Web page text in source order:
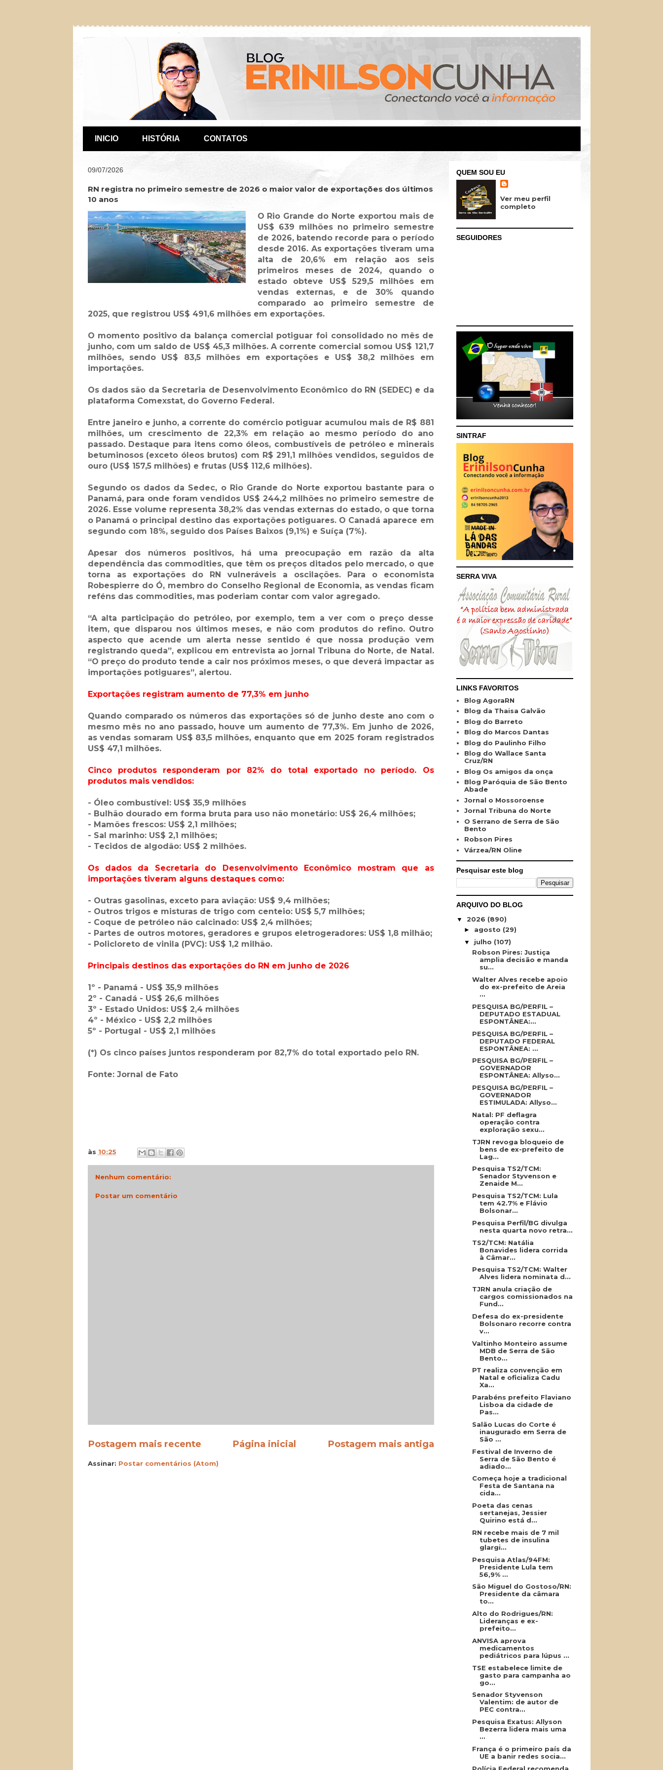
INICIO HISTÓRIA CONTATOS
09/07/2026
RN registra no primeiro semestre de 2026 o maior valor de exportações dos últimos
10 anos
O Rio Grande do Norte exportou mais de
US$ 639 milhões no primeiro semestre
de 2026, batendo recorde para o período
desde 2016. As exportações tiveram uma
alta de 20,6% em relação aos seis
primeiros meses de 2024, quando o
estado obteve US$ 529,5 milhões em
vendas externas, e de 30% quando
comparado ao primeiro semestre de
2025, que registrou US$ 491,6 milhões em exportações.
O momento positivo da balança comercial potiguar foi consolidado no mês de
junho, com um saldo de US$ 45,3 milhões. A corrente comercial somou US$ 121,7
milhões, sendo US$ 83,5 milhões em exportações e US$ 38,2 milhões em
importações.
Os dados são da Secretaria de Desenvolvimento Econômico do RN (SEDEC) e da
plataforma Comexstat, do Governo Federal.
Entre janeiro e junho, a corrente do comércio potiguar acumulou mais de R$ 881
milhões, um crescimento de 22,3% em relação ao mesmo período do ano
passado. Destaque para itens como óleos, combustíveis de petróleo e minerais
betuminosos (exceto óleos brutos) com R$ 291,1 milhões vendidos, seguidos de
ouro (US$ 157,5 milhões) e frutas (US$ 112,6 milhões).
Segundo os dados da Sedec, o Rio Grande do Norte exportou bastante para o
Panamá, para onde foram vendidos US$ 244,2 milhões no primeiro semestre de
2026. Esse volume representa 38,2% das vendas externas do estado, o que torna
o Panamá o principal destino das exportações potiguares. O Canadá aparece em
segundo com 18%, seguido dos Países Baixos (9,1%) e Suíça (7%).
Apesar dos números positivos, há uma preocupação em razão da alta
dependência das commodities, que têm os preços ditados pelo mercado, o que
torna as exportações do RN vulneráveis a oscilações. Para o economista
Robespierre do Ó, membro do Conselho Regional de Economia, as vendas ficam
reféns das commodities, mas poderiam contar com valor agregado.
“A alta participação do petróleo, por exemplo, tem a ver com o preço desse
item, que disparou nos últimos meses, e não com produtos do refino. Outro
aspecto que acende um alerta nesse sentido é que nossa produção vem
registrando queda”, explicou em entrevista ao jornal Tribuna do Norte, de Natal.
“O preço do produto tende a cair nos próximos meses, o que deverá impactar as
importações potiguares”, alertou.
Exportações registram aumento de 77,3% em junho
Quando comparado os números das exportações só de junho deste ano com o
mesmo mês no ano passado, houve um aumento de 77,3%. Em junho de 2026,
as vendas somaram US$ 83,5 milhões, enquanto que em 2025 foram registrados
US$ 47,1 milhões.
Cinco produtos responderam por 82% do total exportado no período. Os
produtos mais vendidos:
- Óleo combustível: US$ 35,9 milhões
- Bulhão dourado em forma bruta para uso não monetário: US$ 26,4 milhões;
- Mamões frescos: US$ 2,1 milhões;
- Sal marinho: US$ 2,1 milhões;
- Tecidos de algodão: US$ 2 milhões.
Os dados da Secretaria do Desenvolvimento Econômico mostram que as
importações tiveram alguns destaques como:
- Outras gasolinas, exceto para aviação: US$ 9,4 milhões;
- Outros trigos e misturas de trigo com centeio: US$ 5,7 milhões;
- Coque de petróleo não calcinado: US$ 2,4 milhões;
- Partes de outros motores, geradores e grupos eletrogeradores: US$ 1,8 milhão;
- Policloreto de vinila (PVC): US$ 1,2 milhão.
Principais destinos das exportações do RN em junho de 2026
1º - Panamá - US$ 35,9 milhões
2º - Canadá - US$ 26,6 milhões
3º - Estado Unidos: US$ 2,4 milhões
4º - México - US$ 2,2 milhões
5º - Portugal - US$ 2,1 milhões
(*) Os cinco países juntos responderam por 82,7% do total exportado pelo RN.
Fonte: Jornal de Fato
às 10:25
Nenhum comentário:
Postar um comentário
Postagem mais recente Postagem mais antiga
Página inicial
Assinar: Postar comentários (Atom)
QUEM SOU EU
Ver meu perfil
completo
SEGUIDORES
SINTRAF
SERRA VIVA
LINKS FAVORITOS
Blog AgoraRN
Blog da Thaisa Galvão
Blog do Barreto
Blog do Marcos Dantas
Blog do Paulinho Filho
Blog do Wallace Santa
Cruz/RN
Blog Os amigos da onça
Blog Paróquia de São Bento
Abade
Jornal o Mossoroense
Jornal Tribuna do Norte
O Serrano de Serra de São
Bento
Robson Pires
Várzea/RN Oline
Pesquisar este blog
ARQUIVO DO BLOG
▼ 2026 (890)
► agosto (29)
▼ julho (107)
Robson Pires: Justiça
amplia decisão e manda
su...
Walter Alves recebe apoio
do ex-prefeito de Areia
...
PESQUISA BG/PERFIL –
DEPUTADO ESTADUAL
ESPONTÂNEA:...
PESQUISA BG/PERFIL –
DEPUTADO FEDERAL
ESPONTÂNEA: ...
PESQUISA BG/PERFIL –
GOVERNADOR
ESPONTÂNEA: Allyso...
PESQUISA BG/PERFIL –
GOVERNADOR
ESTIMULADA: Allyso...
Natal: PF deflagra
operação contra
exploração sexu...
TJRN revoga bloqueio de
bens de ex-prefeito de
Lag...
Pesquisa TS2/TCM:
Senador Styvenson e
Zenaide M...
Pesquisa TS2/TCM: Lula
tem 42.7% e Flávio
Bolsonar...
Pesquisa Perfil/BG divulga
nesta quarta novo retra...
TS2/TCM: Natália
Bonavides lidera corrida
à Câmar...
Pesquisa TS2/TCM: Walter
Alves lidera nominata d...
TJRN anula criação de
cargos comissionados na
Fund...
Defesa do ex-presidente
Bolsonaro recorre contra
v...
Valtinho Monteiro assume
MDB de Serra de São
Bento...
PT realiza convenção em
Natal e oficializa Cadu
Xa...
Parabéns prefeito Flaviano
Lisboa da cidade de
Pas...
Salão Lucas do Corte é
inaugurado em Serra de
São ...
Festival de Inverno de
Serra de São Bento é
adiado...
Começa hoje a tradicional
Festa de Santana na
cida...
Poeta das cenas
sertanejas, Jessier
Quirino está d...
RN recebe mais de 7 mil
tubetes de insulina
glargi...
Pesquisa Atlas/94FM:
Presidente Lula tem
56,9% ...
São Miguel do Gostoso/RN:
Presidente da câmara
to...
Alto do Rodrigues/RN:
Lideranças e ex-
prefeito...
ANVISA aprova
medicamentos
pediátricos para lúpus ...
TSE estabelece limite de
gasto para campanha ao
go...
Senador Styvenson
Valentim: de autor de
PEC contra...
Pesquisa Exatus: Allyson
Bezerra lidera mais uma
...
França é o primeiro país da
UE a banir redes socia...
Polícia Federal recomenda